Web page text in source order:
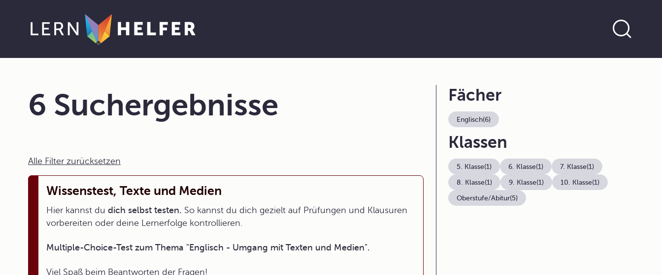
6 Suchergebnisse
Alle Filter zurücksetzen
Wissenstest, Texte und Medien
Hier kannst du dich selbst testen. So kannst du dich gezielt auf Prüfungen und Klausuren
vorbereiten oder deine Lernerfolge kontrollieren.
Multiple-Choice-Test zum Thema "Englisch - Umgang mit Texten und Medien".
Viel Spaß beim Beantworten der Fragen!
Fächer
Englisch(6)
Klassen
5. Klasse(1) 6. Klasse(1) 7. Klasse(1)
8. Klasse(1) 9. Klasse(1) 10. Klasse(1)
Oberstufe/Abitur(5)